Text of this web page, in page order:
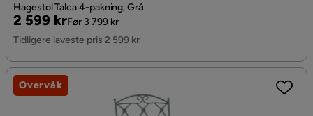
Hagestol Talca 4-pakning, Grå
Pris
2 599 kr
Original
Pris
Før 3 799 kr
Tidligere laveste pris 2 599 kr
Overvåk